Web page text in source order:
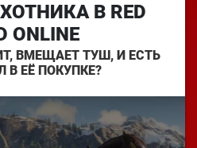
В RED
ONLINE
ВМЕЩАЕТ ТУШ, И ЕСТЬ
ЕЁ ПОКУПКЕ?